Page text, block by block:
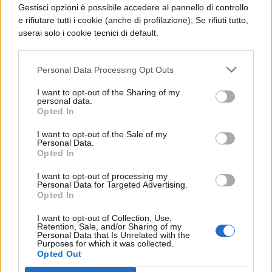
Gestisci opzioni è possibile accedere al pannello di controllo
e rifiutare tutti i cookie (anche di profilazione); Se rifiuti tutto,
userai solo i cookie tecnici di default.
Personal Data Processing Opt Outs
I want to opt-out of the Sharing of my
personal data.
Opted In
I want to opt-out of the Sale of my
Personal Data.
Opted In
I want to opt-out of processing my
Personal Data for Targeted Advertising.
Opted In
I want to opt-out of Collection, Use,
Retention, Sale, and/or Sharing of my
Personal Data that Is Unrelated with the
Purposes for which it was collected.
Opted Out
candidata all’OscarAgnieska
(House Media). Nel cast della serie
troviamo Michalina Olszańska, Zofia
Wichłacz, Andrzej Chyra e Krzysztof
Wachnei quattro ruoli principali. Sono
coinvolti anche altri attori tra cui Ewa
Błaszczyk, Edyta Olszówka, Patrycja Volny,
Agnieszka Żulewska, Wojciech Kalarus,
Mateusz Kościukiewicz e Mirosław
Zbrojewicz.